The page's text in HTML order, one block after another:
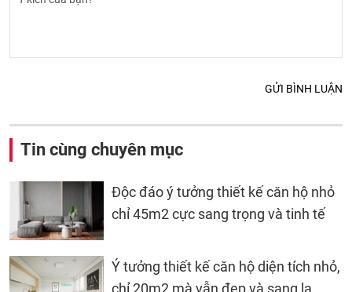
GỬI BÌNH LUẬN
Tin cùng chuyên mục
Độc đáo ý tưởng thiết kế căn hộ nhỏ
chỉ 45m2 cực sang trọng và tinh tế
Ý tưởng thiết kế căn hộ diện tích nhỏ,
chỉ 20m2 mà vẫn đẹp và sang lạ